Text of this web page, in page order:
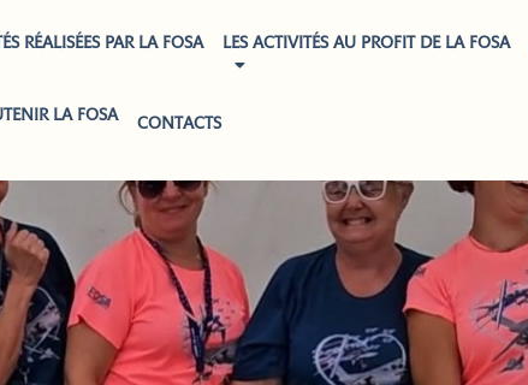
RÉALISÉES PAR LA FOSA LES ACTIVITÉS AU PROFIT DE LA FOSA
LA FOSA
CONTACTS